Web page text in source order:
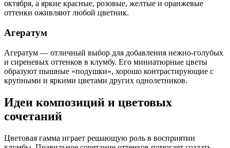
октября, а яркие красные, розовые, желтые и оранжевые
оттенки оживляют любой цветник.
Агератум
Агератум — отличный выбор для добавления нежно-голубых
и сиреневых оттенков в клумбу. Его миниатюрные цветы
образуют пышные «подушки», хорошо контрастирующие с
крупными и яркими цветами других однолетников.
Идеи композиций и цветовых
сочетаний
Цветовая гамма играет решающую роль в восприятии